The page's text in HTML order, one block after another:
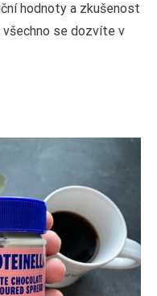
hodnoty a zkušenost
všechno se dozvíte v